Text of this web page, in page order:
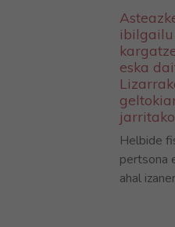
eska
Helbide
pertsona
ahal